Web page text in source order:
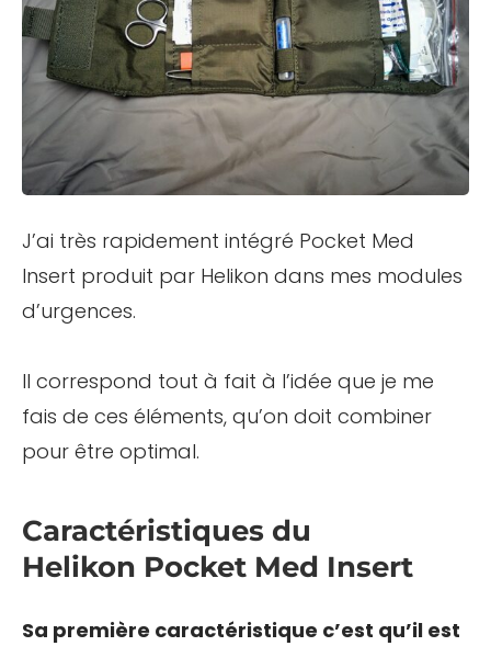
J’ai très rapidement intégré Pocket Med
Insert produit par Helikon dans mes modules
d’urgences.
Il correspond tout à fait à l’idée que je me
fais de ces éléments, qu’on doit combiner
pour être optimal.
Caractéristiques du
Helikon Pocket Med Insert
Sa première caractéristique c’est qu’il est